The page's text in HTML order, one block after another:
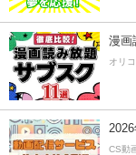
漫画
オリ
CS動